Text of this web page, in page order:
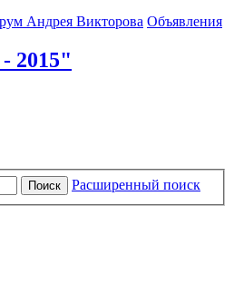
Андрея Викторова Объявления
2015"
Поиск
Расширенный поиск